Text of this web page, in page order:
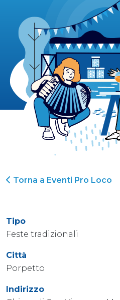
Torna a Eventi Pro Loco
Tipo
Feste tradizionali
Città
Porpetto
Indirizzo